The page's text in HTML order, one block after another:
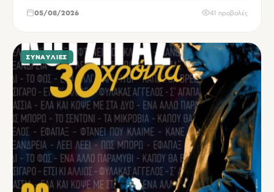
05/08/2026 41 προβολές
ΣΥΝΑΥΛΊΕΣ